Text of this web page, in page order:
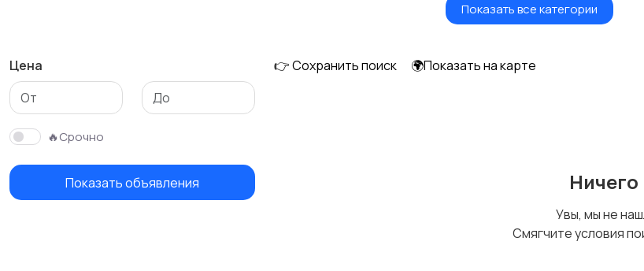
Радио- и видеоняни Товары для мам
Детская одежда Детская обувь
Показать все категории
Цена
🔥Срочно
Показать объявления
👉 Сохранить поиск 🌍Показать на карте
Увы, мы не
Смягчите условия